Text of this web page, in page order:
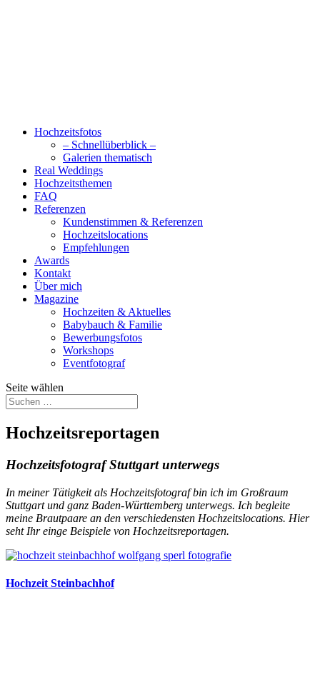
Hochzeitsfotos
– Schnellüberblick –
Galerien thematisch
Real Weddings
Hochzeitsthemen
FAQ
Referenzen
Kundenstimmen & Referenzen
Hochzeitslocations
Empfehlungen
Awards
Kontakt
Über mich
Magazine
Hochzeiten & Aktuelles
Babybauch & Familie
Bewerbungsfotos
Workshops
Eventfotograf
Seite wählen
Hochzeitsreportagen
Hochzeitsfotograf Stuttgart unterwegs
In meiner Tätigkeit als Hochzeitsfotograf bin ich im Großraum
Stuttgart und ganz Baden-Württemberg unterwegs. Ich begleite
meine Brautpaare an den verschiedensten Hochzeitslocations. Hier
seht Ihr einge Beispiele von Hochzeitsreportagen.
Hochzeit Steinbachhof